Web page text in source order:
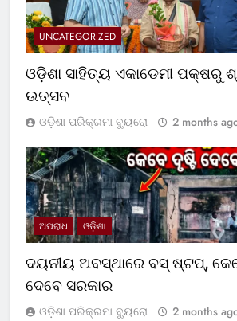
UNCATEGORIZED
ଓଡ଼ିଶା ସାହିତ୍ୟ ଏକାଡେମୀ ପକ୍ଷରୁ
ଉତ୍ସବ
ଓଡ଼ିଶା ପରିକ୍ରମା ବ୍ୟୁରୋ 2 months
ଅପରାଧ ଓଡ଼ିଶା
ଦୟନୀୟ ଅବସ୍ଥାରେ ବସ୍‌ ଷ୍ଟପ୍‌,
ଦେବେ ସରକାର
ଓଡ଼ିଶା ପରିକ୍ରମା ବ୍ୟୁରୋ 2 months